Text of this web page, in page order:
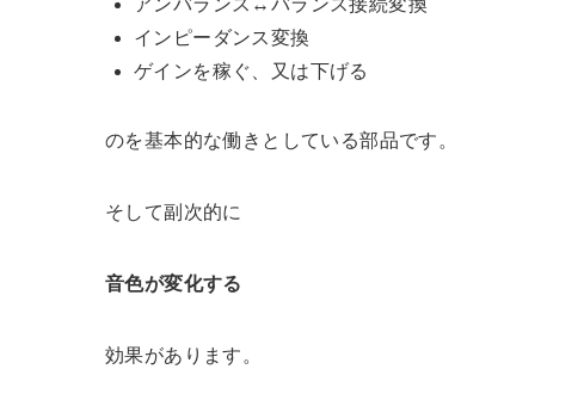
アンバランス↔︎バランス接続変換
インピーダンス変換
ゲインを稼ぐ、又は下げる
のを基本的な働きとしている部品です。
そして副次的に
音色が変化する
効果があります。